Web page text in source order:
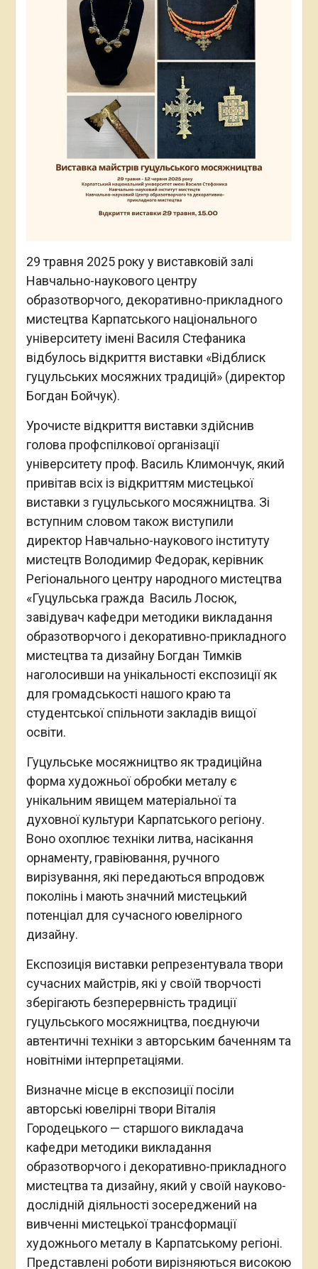
29 травня 2025 року у виставковій залі
Навчально-наукового центру
образотворчого, декоративно-прикладного
мистецтва Карпатського національного
університету імені Василя Стефаника
відбулось відкриття виставки «Відблиск
гуцульських мосяжних традицій» (директор
Богдан Бойчук).
Урочисте відкриття виставки здійснив
голова профспілкової організації
університету проф. Василь Климончук, який
привітав всіх із відкриттям мистецької
виставки з гуцульського мосяжництва. Зі
вступним словом також виступили
директор Навчально-наукового інституту
мистецтв Володимир Федорак, керівник
Регіонального центру народного мистецтва
«Гуцульська гражда Василь Лосюк,
завідувач кафедри методики викладання
образотворчого і декоративно-прикладного
мистецтва та дизайну Богдан Тимків
наголосивши на унікальності експозиції як
для громадськості нашого краю та
студентської спільноти закладів вищої
освіти.
Гуцульське мосяжництво як традиційна
форма художньої обробки металу є
унікальним явищем матеріальної та
духовної культури Карпатського регіону.
Воно охоплює техніки литва, насікання
орнаменту, гравіювання, ручного
вирізування, які передаються впродовж
поколінь і мають значний мистецький
потенціал для сучасного ювелірного
дизайну.
Експозиція виставки репрезентувала твори
сучасних майстрів, які у своїй творчості
зберігають безперервність традиції
гуцульського мосяжництва, поєднуючи
автентичні техніки з авторським баченням та
новітніми інтерпретаціями.
Визначне місце в експозиції посіли
авторські ювелірні твори Віталія
Городецького — старшого викладача
кафедри методики викладання
образотворчого і декоративно-прикладного
мистецтва та дизайну, який у своїй науково-
дослідній діяльності зосереджений на
вивченні мистецької трансформації
художнього металу в Карпатському регіоні.
Представлені роботи вирізняються високою